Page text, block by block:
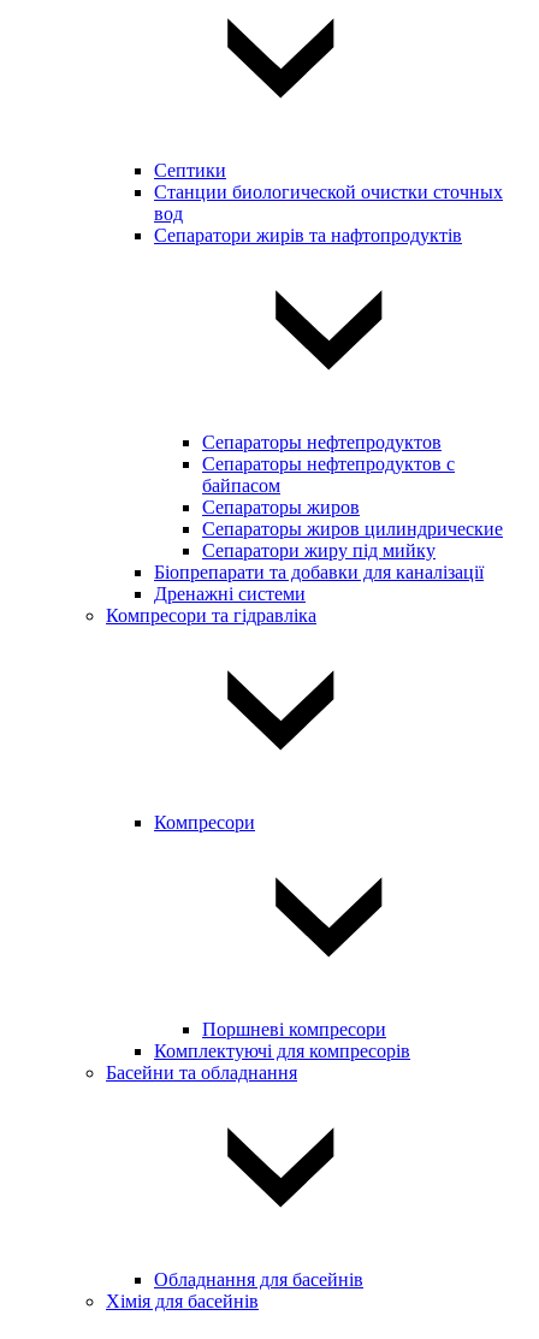
Септики
Станции биологической очистки сточных
вод
Сепаратори жирів та нафтопродуктів
Сепараторы нефтепродуктов
Сепараторы нефтепродуктов с
байпасом
Сепараторы жиров
Сепараторы жиров цилиндрические
Сепаратори жиру під мийку
Біопрепарати та добавки для каналізації
Дренажні системи
Компресори та гідравліка
Компресори
Поршневі компресори
Комплектуючі для компресорів
Басейни та обладнання
Обладнання для басейнів
Хімія для басейнів